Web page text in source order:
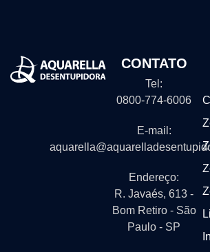
CONTATO
Tel:
0800-774-6006
E-mail:
Endereço:
R. Javaés, 613 -
Bom Retiro - São
Paulo - SP